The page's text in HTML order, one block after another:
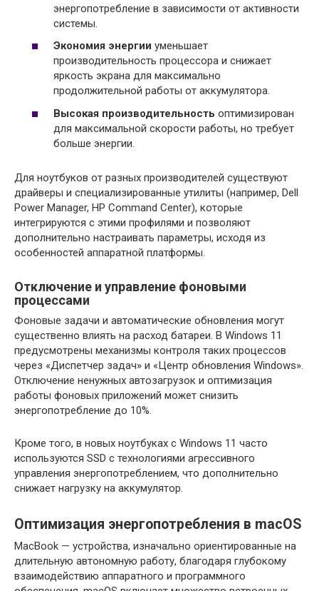
энергопотребление в зависимости от активности
системы.
Экономия энергии уменьшает
производительность процессора и снижает
яркость экрана для максимально
продолжительной работы от аккумулятора.
Высокая производительность оптимизирован
для максимальной скорости работы, но требует
больше энергии.
Для ноутбуков от разных производителей существуют
драйверы и специализированные утилиты (например, Dell
Power Manager, HP Command Center), которые
интегрируются с этими профилями и позволяют
дополнительно настраивать параметры, исходя из
особенностей аппаратной платформы.
Отключение и управление фоновыми
процессами
Фоновые задачи и автоматические обновления могут
существенно влиять на расход батареи. В Windows 11
предусмотрены механизмы контроля таких процессов
через «Диспетчер задач» и «Центр обновления Windows».
Отключение ненужных автозагрузок и оптимизация
работы фоновых приложений может снизить
энергопотребление до 10%.
Кроме того, в новых ноутбуках с Windows 11 часто
используются SSD с технологиями агрессивного
управления энергопотреблением, что дополнительно
снижает нагрузку на аккумулятор.
Оптимизация энергопотребления в macOS
MacBook — устройства, изначально ориентированные на
длительную автономную работу, благодаря глубокому
взаимодействию аппаратного и программного